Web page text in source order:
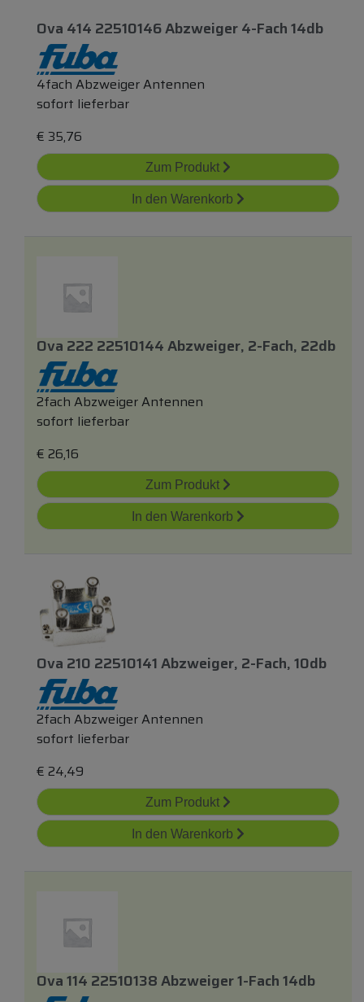
Ova 414 22510146 Abzweiger 4-Fach 14db
4fach Abzweiger Antennen
sofort lieferbar
€ 35,76
Zum Produkt
In den Warenkorb
Ova 222 22510144 Abzweiger, 2-Fach, 22db
2fach Abzweiger Antennen
sofort lieferbar
€ 26,16
Zum Produkt
In den Warenkorb
Ova 210 22510141 Abzweiger, 2-Fach, 10db
2fach Abzweiger Antennen
sofort lieferbar
€ 24,49
Zum Produkt
In den Warenkorb
Ova 114 22510138 Abzweiger 1-Fach 14db